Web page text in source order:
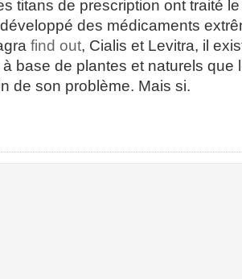
titans de prescription ont traité
des médicaments
find out, Cialis et Levitra, il
base de plantes et naturels que
de son problème. Mais si.